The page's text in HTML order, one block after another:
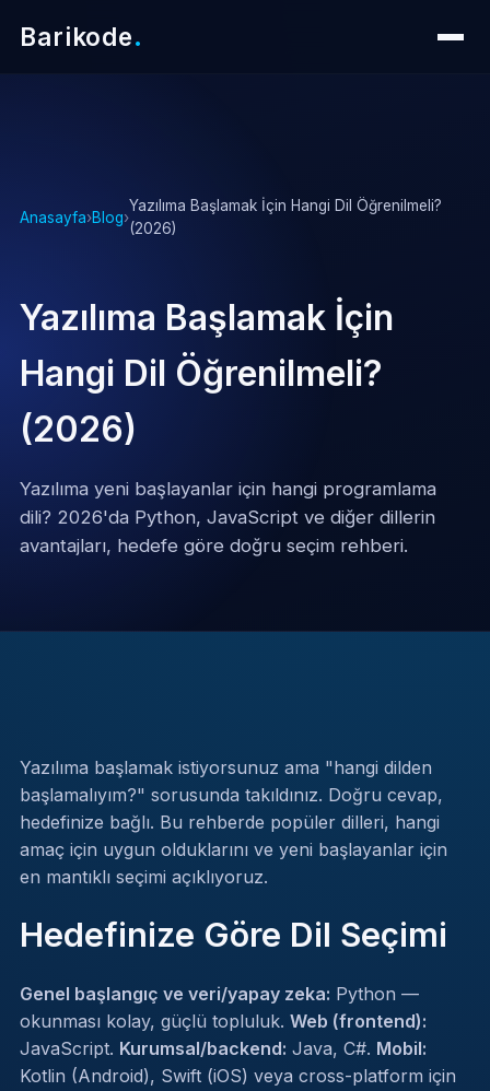
Barikode.
Anasayfa›Blog›
Yazılıma Başlamak İçin Hangi Dil Öğrenilmeli?
(2026)
Yazılıma Başlamak İçin
Hangi Dil Öğrenilmeli?
(2026)
Yazılıma yeni başlayanlar için hangi programlama
dili? 2026'da Python, JavaScript ve diğer dillerin
avantajları, hedefe göre doğru seçim rehberi.
Yazılıma başlamak istiyorsunuz ama "hangi dilden
başlamalıyım?" sorusunda takıldınız. Doğru cevap,
hedefinize bağlı. Bu rehberde popüler dilleri, hangi
amaç için uygun olduklarını ve yeni başlayanlar için
en mantıklı seçimi açıklıyoruz.
Hedefinize Göre Dil Seçimi
Genel başlangıç ve veri/yapay zeka: Python —
okunması kolay, güçlü topluluk. Web (frontend):
JavaScript. Kurumsal/backend: Java, C#. Mobil:
Kotlin (Android), Swift (iOS) veya cross-platform için